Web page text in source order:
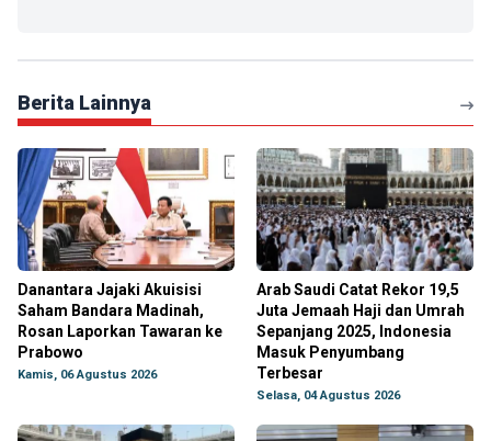
Berita Lainnya
Danantara Jajaki Akuisisi
Saham Bandara Madinah,
Rosan Laporkan Tawaran ke
Prabowo
Kamis, 06 Agustus 2026
Arab Saudi Catat Rekor 19,5
Juta Jemaah Haji dan Umrah
Sepanjang 2025, Indonesia
Masuk Penyumbang
Terbesar
Selasa, 04 Agustus 2026